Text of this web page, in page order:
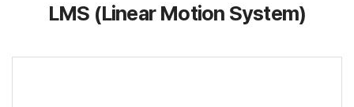
LMS (Linear Motion System)